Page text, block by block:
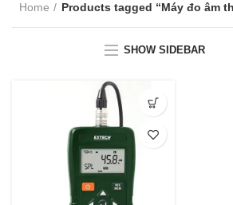
Home Products tagged “Máy đo âm
SHOW SIDEBAR